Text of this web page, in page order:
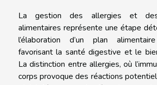
La gestion des allergies et des
alimentaires représente une étape
l’élaboration d’un plan
favorisant la santé digestive et le
La distinction entre allergies, où
corps provoque des réactions